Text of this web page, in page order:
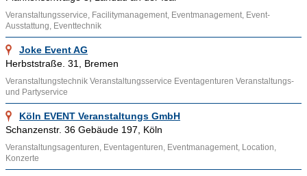
Ähnliche Themenbereiche wieEventcatering,Event
Partyserviceund
Eventmanagement und verwandten Themen findet man im
Eventlexikonder Technischen Universität Chemnitz.
Veranstaltungsservice, Facilitymanagement, Eventmanagement, Event-
Ausstattung, Eventtechnik
Joke Event AG
Herbststraße. 31, Bremen
Veranstaltungstechnik Veranstaltungsservice Eventagenturen Veranstaltungs-
und Partyservice
Köln EVENT Veranstaltungs GmbH
Schanzenstr. 36 Gebäude 197, Köln
Veranstaltungsagenturen, Eventagenturen, Eventmanagement, Location,
Konzerte